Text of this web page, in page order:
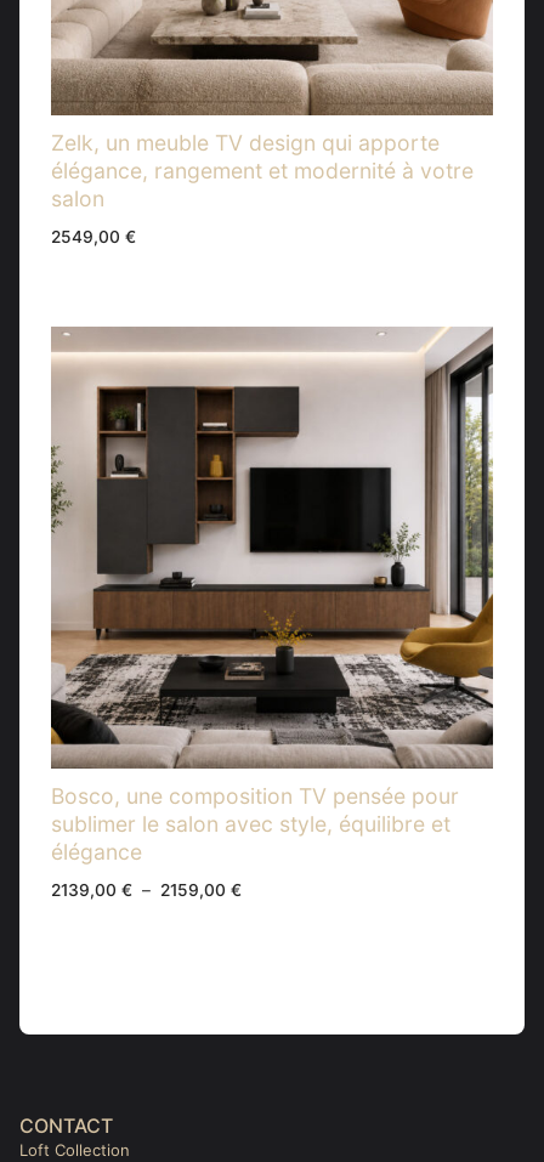
Zelk, un meuble TV design qui apporte
élégance, rangement et modernité à votre
salon
2549,00 €
Bosco, une composition TV pensée pour
sublimer le salon avec style, équilibre et
élégance
2139,00 € – 2159,00 €Plage
CONTACT
Loft Collection